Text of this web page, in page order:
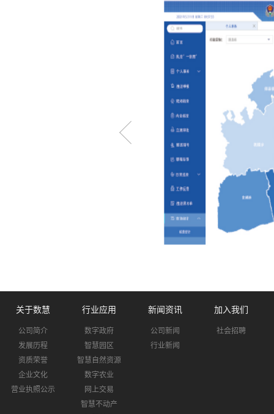
关于数慧
公司简介
发展历程
资质荣誉
企业文化
营业执照公示
行业应用
数字政府
智慧园区
智慧自然资源
数字农业
网上交易
智慧不动产
新闻资讯
公司新闻
行业新闻
加入我们
社会招聘